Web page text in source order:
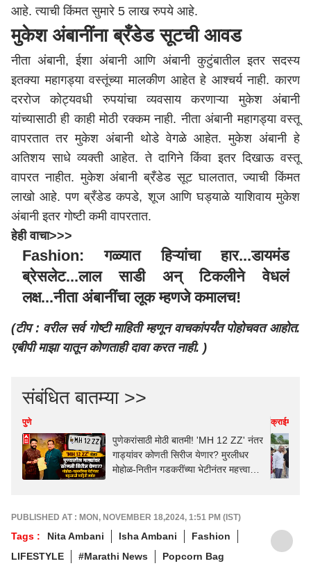
आहे. त्याची किंमत सुमारे 5 लाख रुपये आहे.
मुकेश अंबानींना ब्रँडेड सूटची आवड
नीता अंबानी, ईशा अंबानी आणि अंबानी कुटुंबातील इतर सदस्य
इतक्या महागड्या वस्तूंच्या मालकीण आहेत हे आश्चर्य नाही. कारण
दररोज कोट्यवधी रुपयांचा व्यवसाय करणाऱ्या मुकेश अंबानी
यांच्यासाठी ही काही मोठी रक्कम नाही. नीता अंबानी महागड्या वस्तू
वापरतात तर मुकेश अंबानी थोडे वेगळे आहेत. मुकेश अंबानी हे
अतिशय साधे व्यक्ती आहेत. ते दागिने किंवा इतर दिखाऊ वस्तू
वापरत नाहीत. मुकेश अंबानी ब्रँडेड सूट घालतात, ज्याची किंमत
लाखो आहे. पण ब्रँडेड कपडे, शूज आणि घड्याळे याशिवाय मुकेश
अंबानी इतर गोष्टी कमी वापरतात.
हेही वाचा>>>
Fashion: गळ्यात हिऱ्यांचा हार...डायमंड
ब्रेसलेट...लाल साडी अन् टिकलीने वेधलं
लक्ष...नीता अंबानींचा लूक म्हणजे कमालच!
(टीप : वरील सर्व गोष्टी माहिती म्हणून वाचकांपर्यंत पोहोचवत आहोत.
एबीपी माझा यातून कोणताही दावा करत नाही. )
संबंधित बातम्या >>
पुणे
पुणेकरांसाठी मोठी बातमी! 'MH 12 ZZ' नंतर
गाड्यांवर कोणती सिरीज येणार? मुरलीधर
मोहोळ-नितीन गडकरींच्या भेटीनंतर महत्त्वाची
क्राईम
PUBLISHED AT : MON, NOVEMBER 18,2024, 1:51 PM (IST)
Tags : Nita Ambani Isha Ambani
Fashion
LIFESTYLE
#Marathi News Popcorn Bag